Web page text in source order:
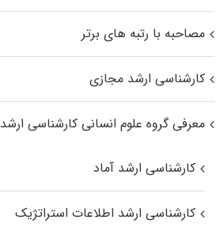
مصاحبه با رتبه های برتر
کارشناسی ارشد مجازی
معرفی گروه علوم انسانی کارشناسی ارشد
کارشناسی ارشد آماد
کارشناسی ارشد اطلاعات استراتژیک